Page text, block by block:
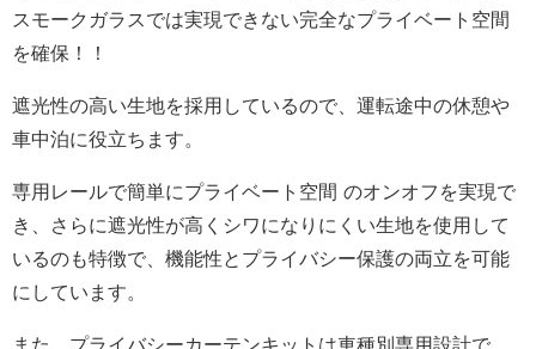
スモークガラスでは実現できない完全なプライベート空間
を確保！！
遮光性の高い生地を採用しているので、運転途中の休憩や
車中泊に役立ちます。
専用レールで簡単にプライベート空間 のオンオフを実現で
き、さらに遮光性が高くシワになりにくい生地を使用して
いるのも特徴で、機能性とプライバシー保護の両立を可能
にしています。